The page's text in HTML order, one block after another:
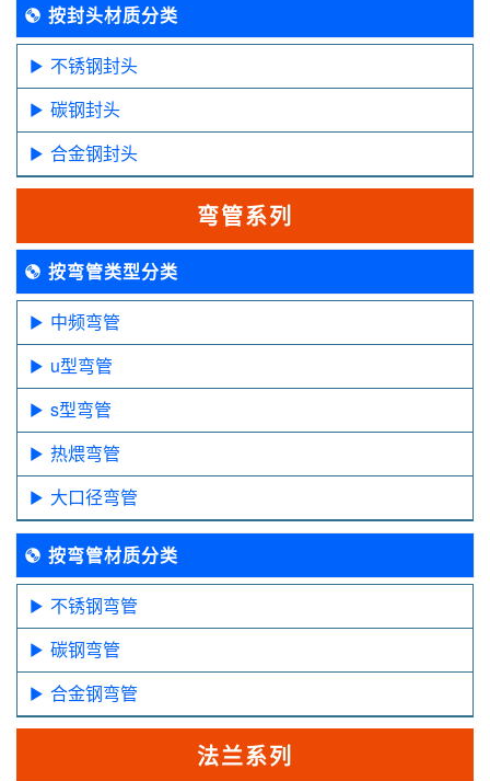
按封头材质分类
不锈钢封头
碳钢封头
合金钢封头
弯管系列
按弯管类型分类
中频弯管
u型弯管
s型弯管
热煨弯管
大口径弯管
按弯管材质分类
不锈钢弯管
碳钢弯管
合金钢弯管
法兰系列